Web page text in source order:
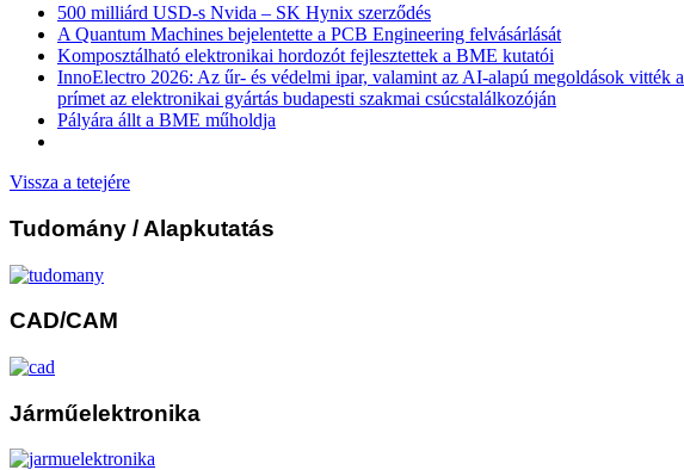
500 milliárd USD-s Nvida – SK Hynix szerződés
A Quantum Machines bejelentette a PCB Engineering felvásárlását
Komposztálható elektronikai hordozót fejlesztettek a BME kutatói
InnoElectro 2026: Az űr- és védelmi ipar, valamint az AI-alapú megoldások vitték a
prímet az elektronikai gyártás budapesti szakmai csúcstalálkozóján
Pályára állt a BME műholdja
Vissza a tetejére
Tudomány / Alapkutatás
CAD/CAM
Járműelektronika